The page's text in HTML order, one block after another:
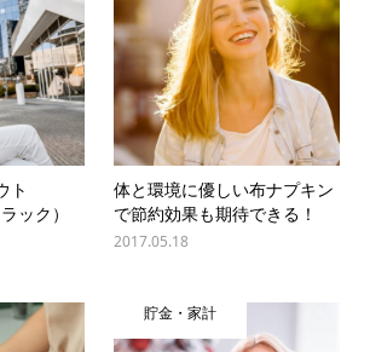
ト
ック）
体と環境に優しい布ナプキン
で節約効果も期待できる！
2017.05.18
貯金・家計